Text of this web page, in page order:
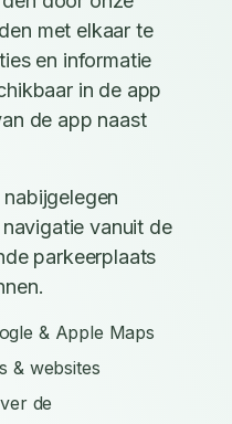
met elkaar te
en informatie
in de app
de app naast
vanuit de
parkeerplaats
& Apple Maps
& websites
de